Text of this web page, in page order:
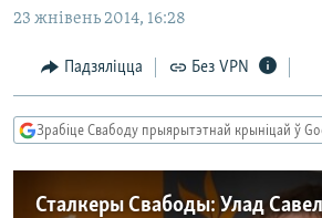
Перайсьці
Перайсьці
да
пошуку
ЛЮДЗІ
ПАЛІТЫКА
ВАЙНА
БЛОГІ
ГІСТОРЫЯ НА СВАБОДЗЕ
КНІГІ
АБЫСЬЦІ БЛЯКАВАНЬНЕ
ПАДЗЯЛІЦЦА ІНФАРМАЦЫЯЙ
ПАДПІСАЦЦА
RSS
FACEBOOK
23 жнівень 2014, 16:28
Падзяліцца Без VPN
Зрабіце Свабоду прыярытэтнай крыніцай ў
Сталкеры Свабоды: Улад